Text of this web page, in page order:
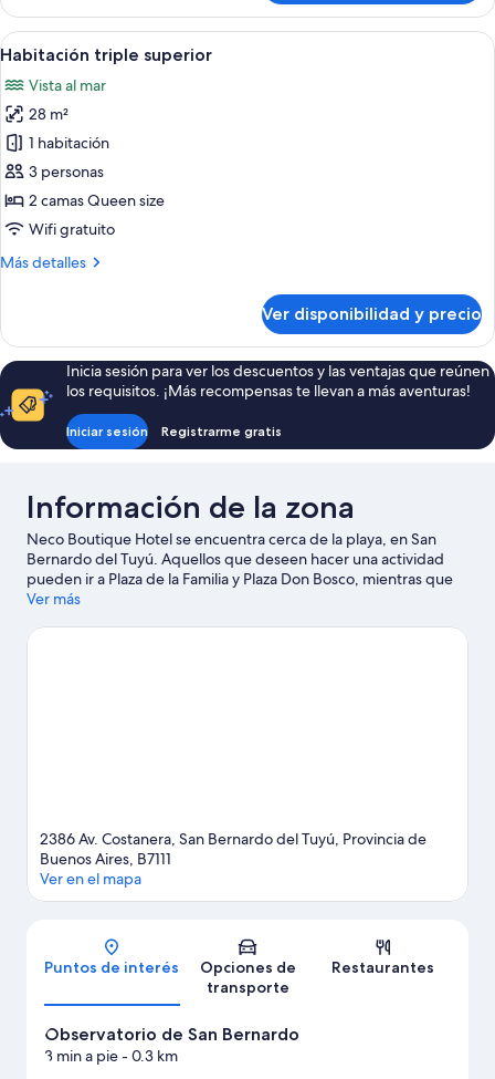
doble
Premium
Ver
todas
las
fotos
de
Habitación
triple
superior
Habitación de hotel con dos camas,
5
Habitación triple superior
Vista al mar
28 m²
1 habitación
3 personas
2 camas Queen size
Wifi gratuito
Más detalles
Más
triple
superior
Ver disponibilidad y precio
Inicia sesión para ver los descuentos y las ventajas que reúnen
los requisitos. ¡Más recompensas te llevan a más aventuras!
Iniciar sesión Registrarme gratis
Información de la zona
Neco Boutique Hotel se encuentra cerca de la playa, en San
Bernardo del Tuyú. Aquellos que deseen hacer una actividad
pueden ir a Plaza de la Familia y Plaza Don Bosco, mientras que
quienes deseen conocer los puntos de interés del área pueden
asistir a un evento o partido mientras estás en la ciudad? Échale
Ver más
2386 Av. Costanera, San Bernardo del Tuyú, Provincia de
Buenos Aires, B7111
Ver en el mapa
Puntos de interés
Opciones de
transporte
Restaurantes
Observatorio de San Bernardo
3 min a pie- 0.3 km